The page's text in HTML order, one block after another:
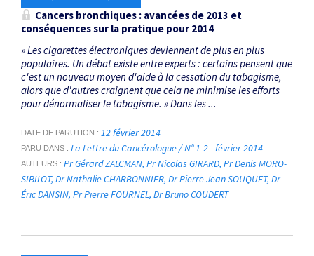
Cancers bronchiques : avancées de 2013 et
conséquences sur la pratique pour 2014
» Les cigarettes électroniques deviennent de plus en plus
populaires. Un débat existe entre experts : certains pensent que
c'est un nouveau moyen d'aide à la cessation du tabagisme,
alors que d'autres craignent que cela ne minimise les efforts
pour dénormaliser le tabagisme. » Dans les ...
DATE DE PARUTION 12 février 2014
PARU DANS La Lettre du Cancérologue / N° 1-2 - février 2014
AUTEURS Pr Gérard ZALCMAN Pr Nicolas GIRARD Pr Denis MORO-
SIBILOT Dr Nathalie CHARBONNIER Dr Pierre Jean SOUQUET Dr
Éric DANSIN Pr Pierre FOURNEL Dr Bruno COUDERT